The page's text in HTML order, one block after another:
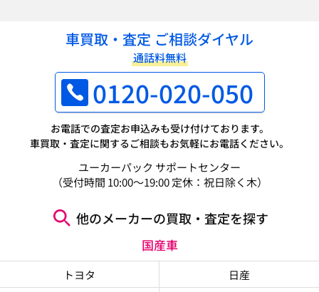
車買取・査定 ご相談ダイヤル
通話料無料
0120-020-050
お電話での査定お申込みも受け付けております。
車買取・査定に関するご相談もお気軽にお電話ください。
ユーカーパック サポートセンター
（受付時間 10:00～19:00 定休：祝日除く木）
他のメーカーの買取・査定を探す
国産車
トヨタ
日産